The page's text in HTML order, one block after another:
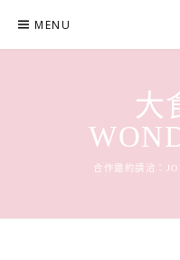
content
MENU
大
合作邀約請洽：